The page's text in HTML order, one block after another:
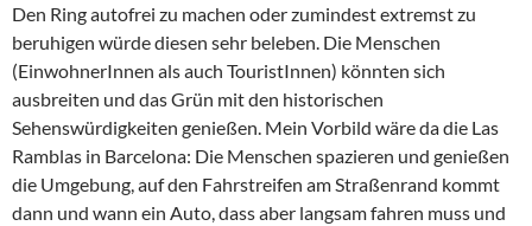
Den Ring autofrei zu machen oder zumindest extremst zu
beruhigen würde diesen sehr beleben. Die Menschen
(EinwohnerInnen als auch TouristInnen) könnten sich
ausbreiten und das Grün mit den historischen
Sehenswürdigkeiten genießen. Mein Vorbild wäre da die Las
Ramblas in Barcelona: Die Menschen spazieren und genießen
die Umgebung, auf den Fahrstreifen am Straßenrand kommt
dann und wann ein Auto, dass aber langsam fahren muss und